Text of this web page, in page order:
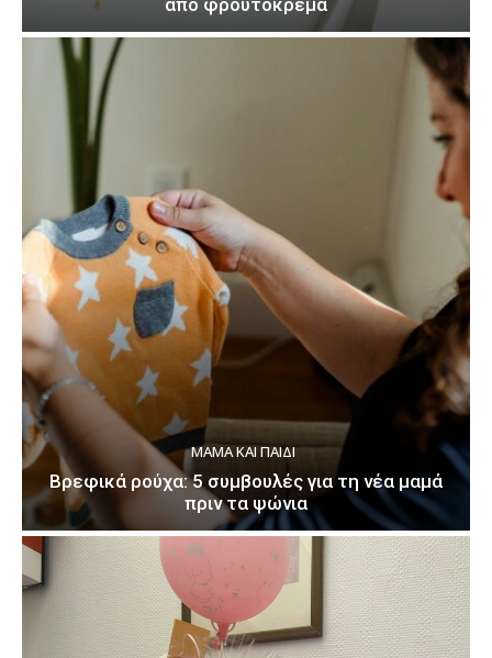
ΜΑΜΆ ΚΑΙ ΠΑΙΔΊ
Βρεφικά ρούχα: 5 συμβουλές για τη νέα μαμά
πριν τα ψώνια